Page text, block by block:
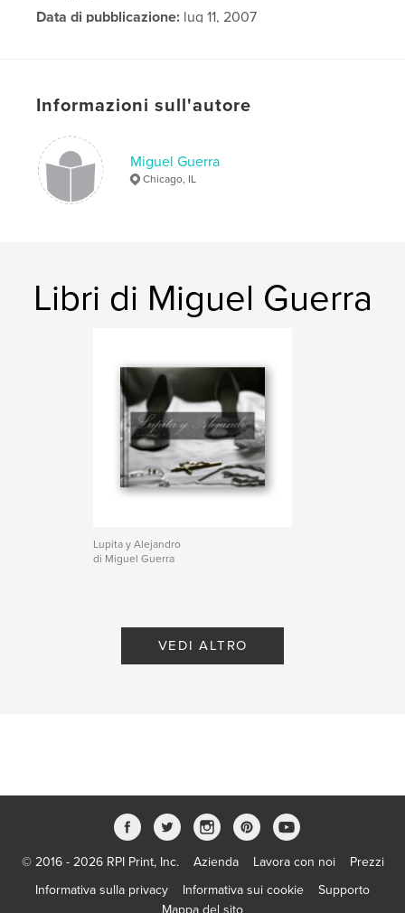
Data di pubblicazione: lug 11, 2007
Informazioni sull'autore
Miguel Guerra
Chicago, IL
Libri di Miguel Guerra
Lupita y Alejandro
di Miguel Guerra
VEDI ALTRO
© 2016 - 2026 RPI Print, Inc. Azienda Lavora con noi
Prezzi
Informativa sulla privacy
Informativa sui cookie
Supporto
Mappa del sito